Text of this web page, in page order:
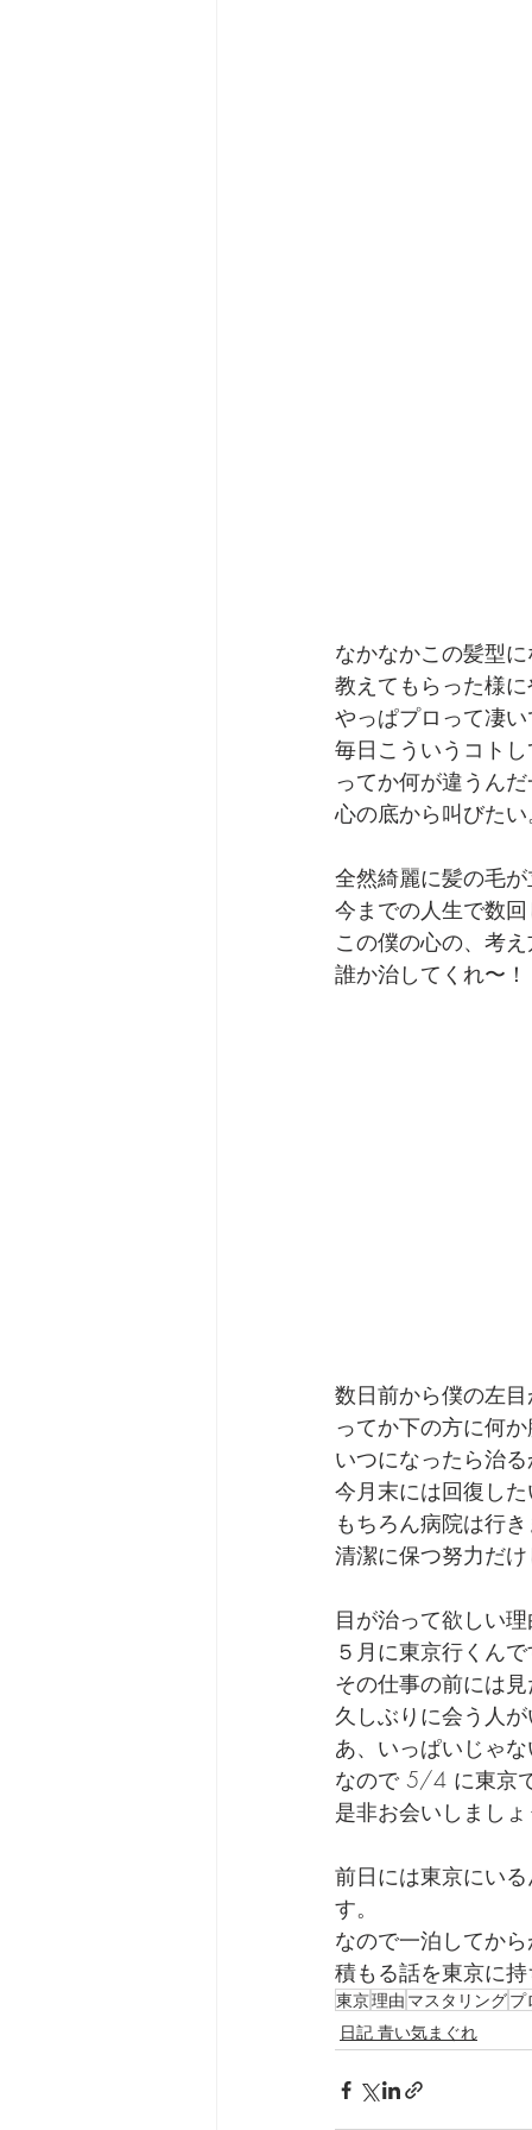
なかなかこの髪型に
教えてもらった様に
やっぱプロって凄い
毎日こういうコトし
ってか何が違うんだ
心の底から叫びたい
全然綺麗に髪の毛が
今までの人生で数回
この僕の心の、考
誰か治してくれ〜！
数日前から僕の左目
ってか下の方に何か
いつになったら治る
今月末には回復した
もちろん病院は行き
清潔に保つ努力だけ
目が治って欲しい理
５月に東京行くんで
その仕事の前には
久しぶりに会う人が
あ、いっぱいじゃな
なので 5/4 に東京
是非お会いしましょ
前日には東京にい
す。
なので一泊してから
積もる話を東京に持
東京理由 マスタリングプ
日記 青い気まぐれ